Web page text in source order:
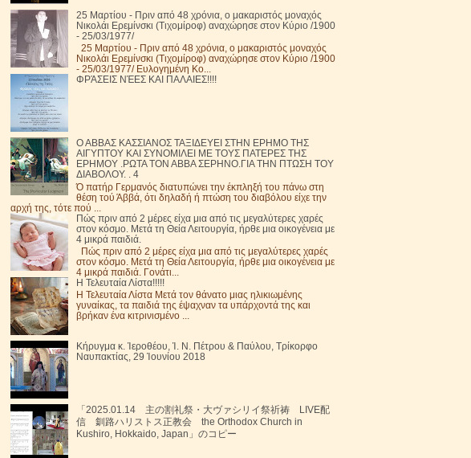
25 Μαρτίου - Πριν από 48 χρόνια, ο μακαριστός μοναχός
Νικολάι Ερεμίνσκι (Τιχομίροφ) αναχώρησε στον Κύριο /1900
- 25/03/1977/
25 Μαρτίου - Πριν από 48 χρόνια, ο μακαριστός μοναχός
Νικολάι Ερεμίνσκι (Τιχομίροφ) αναχώρησε στον Κύριο /1900
- 25/03/1977/ Ευλογημένη Κο...
ΦΡΆΣΕΙΣ ΝΈΕΣ ΚΑΙ ΠΑΛΑΙΕΣ!!!!
Ο ΑΒΒΑΣ ΚΑΣΣΙΑΝΟΣ ΤΑΞΙΔΕΥΕΙ ΣΤΗΝ ΕΡΗΜΟ ΤΗΣ
ΑΙΓΥΠΤΟΥ ΚΑΙ ΣΥΝΟΜΙΛΕΙ ΜΕ ΤΟΥΣ ΠΑΤΕΡΕΣ ΤΗΣ
ΕΡΗΜΟΥ .ΡΩΤΑ ΤΟΝ ΑΒΒΑ ΣΕΡΗΝΟ.ΓΙΑ ΤΗΝ ΠΤΩΣΗ ΤΟΥ
ΔΙΑΒΟΛΟΥ. . 4
Ό πατήρ Γερμανός διατυπώνει την έκπληξή του πάνω στη
θέση τού Άββά, ότι δηλαδή ή πτώση του διαβόλου είχε την
αρχή της, τότε πού ...
Πώς πριν από 2 μέρες είχα μια από τις μεγαλύτερες χαρές
στον κόσμο. Μετά τη Θεία Λειτουργία, ήρθε μια οικογένεια με
4 μικρά παιδιά.
Πώς πριν από 2 μέρες είχα μια από τις μεγαλύτερες χαρές
στον κόσμο. Μετά τη Θεία Λειτουργία, ήρθε μια οικογένεια με
4 μικρά παιδιά. Γονάτι...
Η Τελευταία Λίστα!!!!!
Η Τελευταία Λίστα Μετά τον θάνατο μιας ηλικιωμένης
γυναίκας, τα παιδιά της έψαχναν τα υπάρχοντά της και
βρήκαν ένα κιτρινισμένο ...
Κήρυγμα κ. Ἱεροθέου, Ἱ. Ν. Πέτρου & Παύλου, Τρίκορφο
Ναυπακτίας, 29 Ἰουνίου 2018
「2025.01.14 主の割礼祭・大ヴァシリイ祭祈祷 LIVE配
信 釧路ハリストス正教会 the Orthodox Church in
Kushiro, Hokkaido, Japan」のコピー